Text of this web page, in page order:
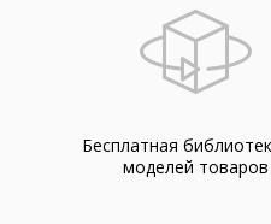
Бесплатная
моделей товаров